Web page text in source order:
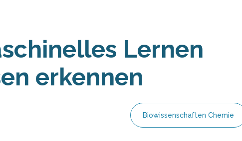
Lernen
erkennen
Biowissenschaften Chemie